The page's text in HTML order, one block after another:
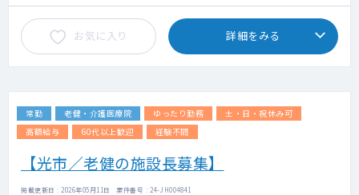
お気に入り 詳細をみる
常勤 老健・介護医療院 ゆったり勤務
土・日・祝休み可
高額給与
60代以上歓迎 経験不問
【光市／老健の施設長募集】
掲載更新日 : 2026年05月11日 案件番号 : 24-JH004841